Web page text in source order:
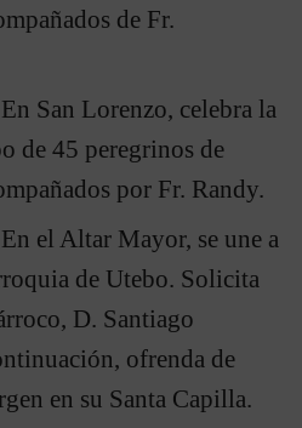
de Fr.
San Lorenzo, celebra la
de 45 peregrinos de
por Fr. Randy.
el Altar Mayor, se une a
de Utebo. Solicita
D. Santiago
ofrenda de
en su Santa Capilla.